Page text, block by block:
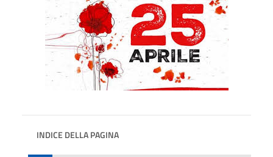
INDICE DELLA PAGINA